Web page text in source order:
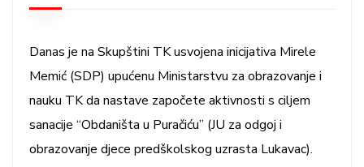
Danas je na Skupštini TK usvojena inicijativa Mirele
Memić (SDP) upućenu Ministarstvu za obrazovanje i
nauku TK da nastave započete aktivnosti s ciljem
sanacije “Obdaništa u Puračiću” (JU za odgoj i
obrazovanje djece predškolskog uzrasta Lukavac).